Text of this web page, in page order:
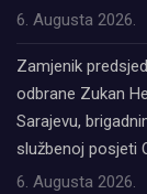
6. Augusta 2026.
Zamjenik
odbrane Zukan
Sarajevu,
službenoj posjeti
6. Augusta 2026.